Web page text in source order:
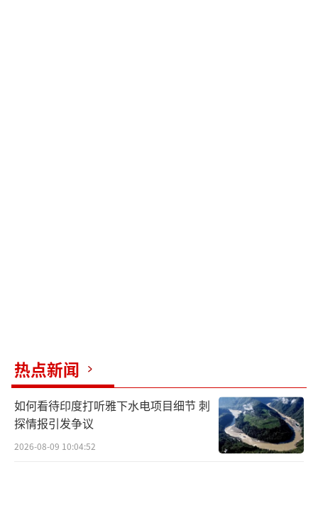
热点新闻
如何看待印度打听雅下水电项目细节 刺
探情报引发争议
2026-08-09 10:04:52